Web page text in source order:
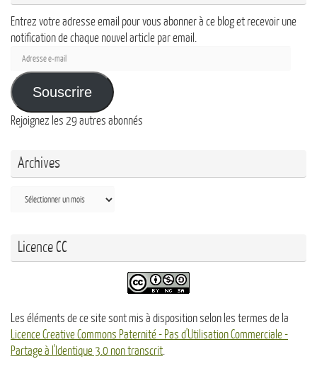
Entrez votre adresse email pour vous abonner à ce blog et recevoir une
notification de chaque nouvel article par email.
Adresse
mail
Souscrire
Rejoignez les 29 autres abonnés
Archives
Archives
Licence CC
Les éléments de ce site sont mis à disposition selon les termes de la
Licence Creative Commons Paternité - Pas d'Utilisation Commerciale -
Partage à l'Identique 3.0 non transcrit